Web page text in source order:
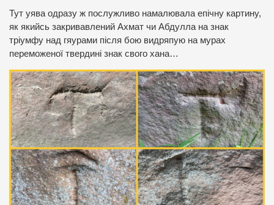
Тут уява одразу ж послужливо намалювала епічну картину,
як якийсь закривавлений Ахмат чи Абдулла на знак
тріумфу над гяурами після бою видряпую на мурах
переможеної твердині знак свого хана…